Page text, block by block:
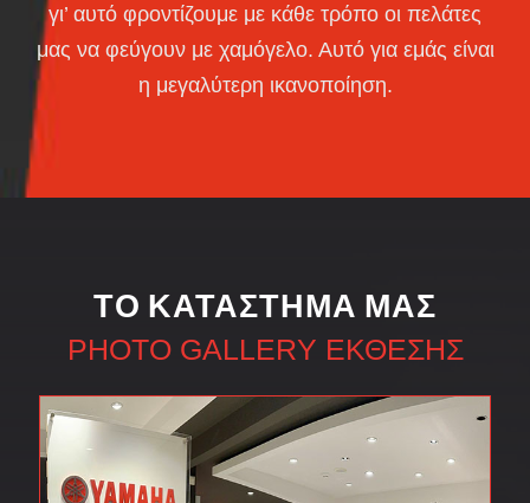
γι’ αυτό φροντίζουμε με κάθε τρόπο οι πελάτες
μας να φεύγουν με χαμόγελο. Αυτό για εμάς είναι
η μεγαλύτερη ικανοποίηση.
ΤΟ ΚΑΤΆΣΤΗΜΆ ΜΑΣ
PHOTO GALLERY ΈΚΘΕΣΗΣ